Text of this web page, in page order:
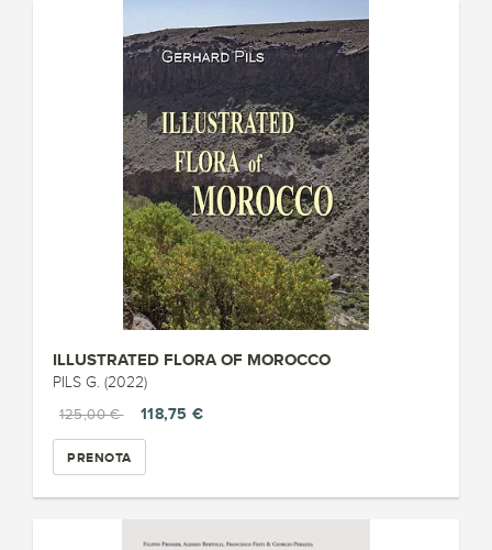
ILLUSTRATED FLORA OF MOROCCO
PILS G. (2022)
125,00 €
118,75 €
PRENOTA